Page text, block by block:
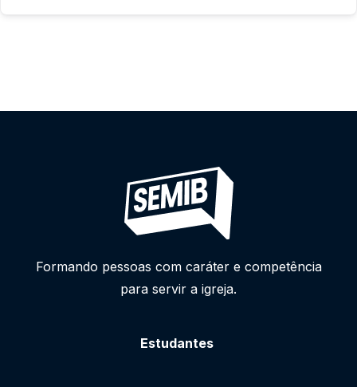
Formando pessoas com caráter e competência
para servir a igreja.
Estudantes